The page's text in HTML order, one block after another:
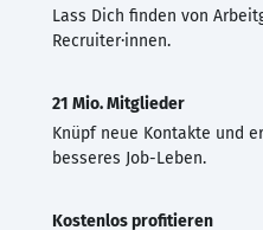
Lass Dich finden von
Recruiter·innen.
21 Mio. Mitglieder
Knüpf neue Kontakte und
besseres Job-Leben.
Kostenlos profitieren